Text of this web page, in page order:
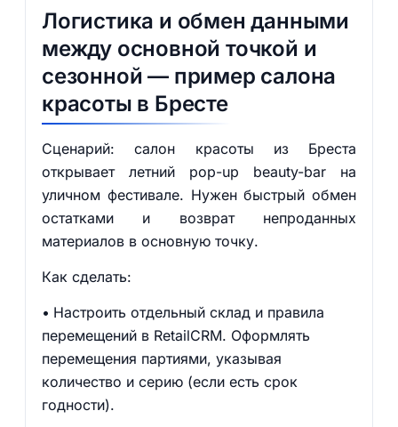
Логистика и обмен данными
между основной точкой и
сезонной — пример салона
красоты в Бресте
Сценарий: салон красоты из Бреста
открывает летний pop-up beauty-bar на
уличном фестивале. Нужен быстрый обмен
остатками и возврат непроданных
материалов в основную точку.
Как сделать:
Настроить отдельный склад и правила
перемещений в RetailCRM. Оформлять
перемещения партиями, указывая
количество и серию (если есть срок
годности).